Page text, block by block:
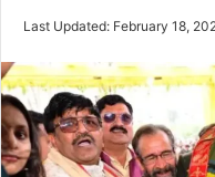
Last Updated: February 18,